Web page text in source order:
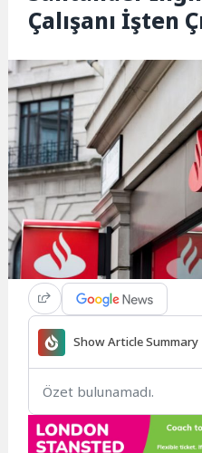
Çalışanı İşten
Show Article Summary
Özet bulunamadı.